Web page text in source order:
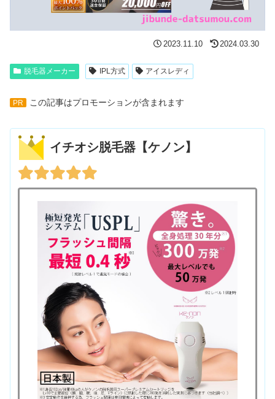
2023.11.10 2024.03.30
脱毛器メーカー IPL方式 アイスレディ
PR この記事はプロモーションが含まれます
イチオシ脱毛器【ケノン】